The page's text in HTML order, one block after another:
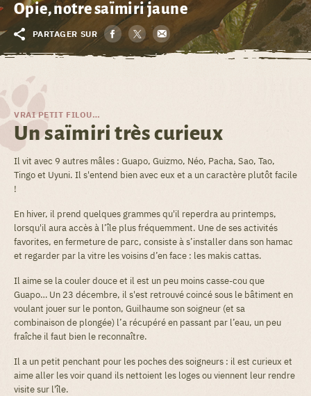
Opie, notre saïmiri jaune
PARTAGER SUR
VRAI PETIT FILOU…
Un saïmiri très curieux
Il vit avec 9 autres mâles : Guapo, Guizmo, Néo, Pacha, Sao, Tao,
Tingo et Uyuni. Il s'entend bien avec eux et a un caractère plutôt facile
!
En hiver, il prend quelques grammes qu'il reperdra au printemps,
lorsqu'il aura accès à l’île plus fréquemment. Une de ses activités
favorites, en fermeture de parc, consiste à s’installer dans son hamac
et regarder par la vitre les voisins d’en face : les makis cattas.
Il aime se la couler douce et il est un peu moins casse-cou que
Guapo… Un 23 décembre, il s'est retrouvé coincé sous le bâtiment en
voulant jouer sur le ponton, Guilhaume son soigneur (et sa
combinaison de plongée) l’a récupéré en passant par l’eau, un peu
fraîche il faut bien le reconnaître.
Il a un petit penchant pour les poches des soigneurs : il est curieux et
aime aller les voir quand ils nettoient les loges ou viennent leur rendre
visite sur l'île.